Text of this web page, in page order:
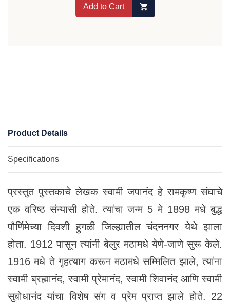
Add to Cart
Product Details
Specifications
प्रस्तुत पुस्तकाचे लेखक स्वामी जपानंद हे रामकृष्ण संघाचे
एक वरिष्ठ संन्यासी होते. त्यांचा जन्म 5 मे 1898 मधे बुद्ध
पौर्णिमेच्या दिवशी हुगळी जिल्ह्यातील चंदननगर येथे झाला
होता. 1912 पासून त्यांनी बेलुर मठामधे येणे-जाणे सुरू केले.
1916 मधे ते गृहत्याग करून मठामधे सम्मिलित झाले, त्यांना
स्वामी ब्रह्मानंद, स्वामी प्रेमानंद, स्वामी शिवानंद आणि स्वामी
सुबोधानंद यांचा विशेष संग व प्रेम प्राप्त झाले होते. 22